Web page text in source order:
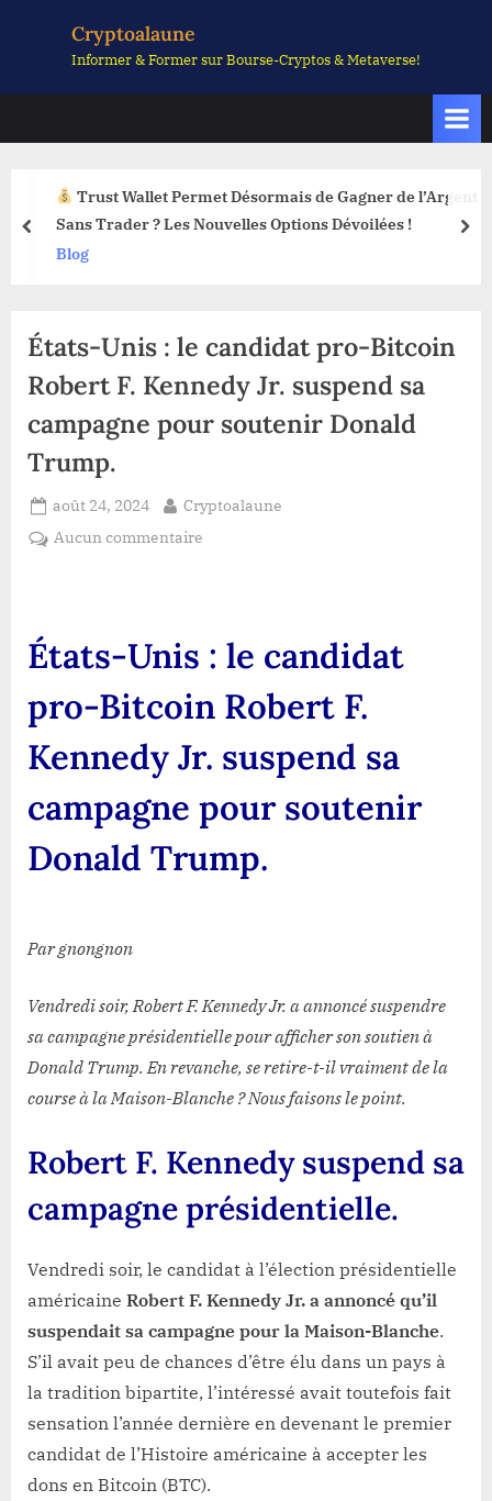
Cryptoalaune
Informer & Former sur Bourse-Cryptos & Metaverse!
Trust Wallet Permet Désormais de Gagner de l’Argent
Sans Trader ? Les Nouvelles Options Dévoilées !
Blog
prev
États-Unis : le candidat pro-Bitcoin
Robert F. Kennedy Jr. suspend sa
campagne pour soutenir Donald
Trump.
Posted
on
août 24, 2024 By
Cryptoalaune
Aucun commentaire
candidat
Bitcoin
F.
Jr.
sa
États-Unis : le candidat
pro-Bitcoin Robert F.
Kennedy Jr. suspend sa
campagne pour soutenir
Donald Trump.
Par gnongnon
Vendredi soir, Robert F. Kennedy Jr. a annoncé suspendre
sa campagne présidentielle pour afficher son soutien à
Donald Trump. En revanche, se retire-t-il vraiment de la
course à la Maison-Blanche ? Nous faisons le point.
Robert F. Kennedy suspend sa
campagne présidentielle.
Vendredi soir, le candidat à l’élection présidentielle
américaine Robert F. Kennedy Jr. a annoncé qu’il
suspendait sa campagne pour la Maison-Blanche.
S’il avait peu de chances d’être élu dans un pays à
la tradition bipartite, l’intéressé avait toutefois fait
sensation l’année dernière en devenant le premier
candidat de l’Histoire américaine à accepter les
dons en Bitcoin (BTC).